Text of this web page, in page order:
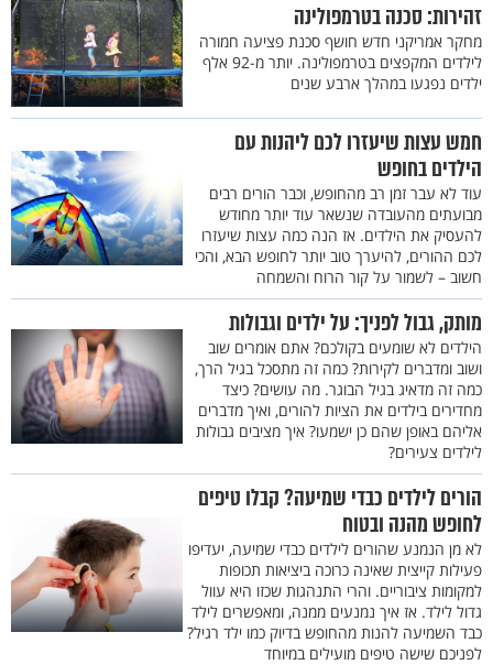
זהירות: סכנה בטרמפולינה
מחקר אמריקני חדש חושף סכנת פציעה חמורה
לילדים המקפצים בטרמפולינה. יותר מ-92 אלף
ילדים נפגעו במהלך ארבע שנים
חמש עצות שיעזרו לכם ליהנות עם
הילדים בחופש
עוד לא עבר זמן רב מהחופש, וכבר הורים רבים
מבועתים מהעובדה שנשאר עוד יותר מחודש
להעסיק את הילדים. אז הנה כמה עצות שיעזרו
לכם ההורים, להיערך טוב יותר לחופש הבא, והכי
חשוב – לשמור על קור הרוח והשמחה
מותק, גבול לפניך: על ילדים וגבולות
הילדים לא שומעים בקולכם? אתם אומרים שוב
ושוב ומדברים לקירות? כמה זה מתסכל בגיל הרך,
כמה זה מדאיג בגיל הבוגר. מה עושים? כיצד
מחדירים בילדים את הציות להורים, ואיך מדברים
אליהם באופן שהם כן ישמעו? איך מציבים גבולות
לילדים צעירים?
הורים לילדים כבדי שמיעה? קבלו טיפים
לחופש מהנה ובטוח
לא מן הנמנע שהורים לילדים כבדי שמיעה, יעדיפו
פעילות קייצית שאינה כרוכה ביציאות תכופות
למקומות ציבוריים. והרי התנהגות שכזו היא עוול
גדול לילד. אז איך נמנעים ממנה, ומאפשרים לילד
כבד השמיעה להנות מהחופש בדיוק כמו ילד רגיל?
לפניכם שישה טיפים מועילים במיוחד